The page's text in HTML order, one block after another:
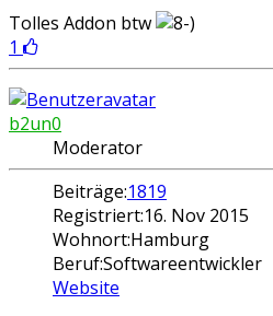
Tolles Addon btw
1
b2un0
Moderator
Beiträge:1819
Registriert:16. Nov 2015
Wohnort:Hamburg
Beruf:Softwareentwickler
Website